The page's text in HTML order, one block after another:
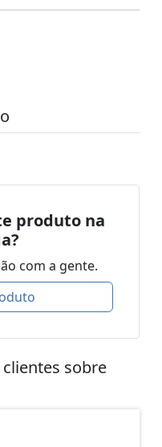
produto na
com a gente.
sobre